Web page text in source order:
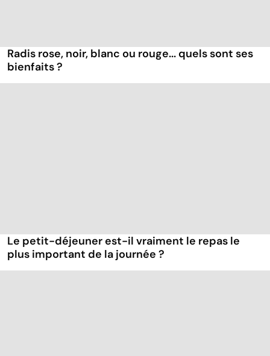
Radis rose, noir, blanc ou rouge... quels sont ses
bienfaits ?
Le petit-déjeuner est-il vraiment le repas le
plus important de la journée ?